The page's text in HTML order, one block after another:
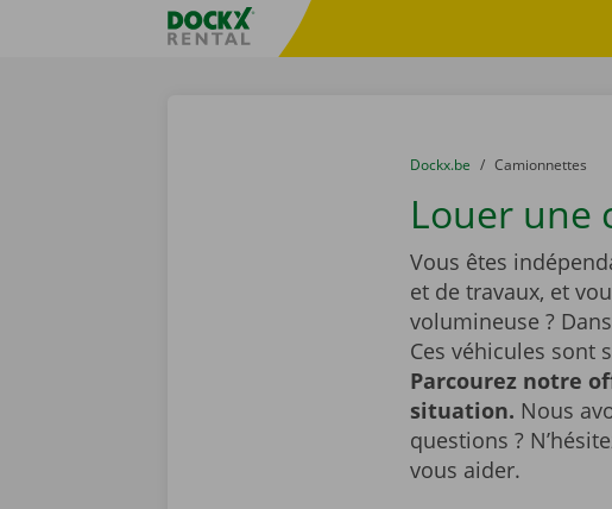
sitename
You are here:
du
Dockx.be to
Camionnettes
Louer une
Vous êtes
et de travaux, et
volumineuse ?
Ces véhicules sont
Parcourez notre
situation. Nous
questions ?
vous aider.